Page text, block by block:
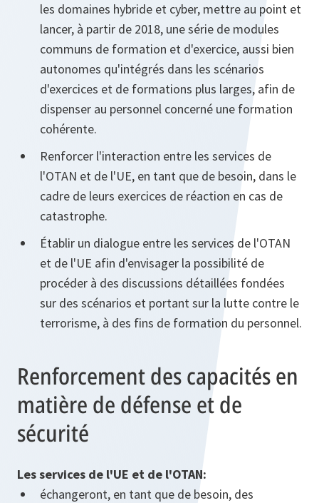
les domaines hybride et cyber, mettre au point et
lancer, à partir de 2018, une série de modules
communs de formation et d'exercice, aussi bien
autonomes qu'intégrés dans les scénarios
d'exercices et de formations plus larges, afin de
dispenser au personnel concerné une formation
cohérente.
Renforcer l'interaction entre les services de
l'OTAN et de l'UE, en tant que de besoin, dans le
cadre de leurs exercices de réaction en cas de
catastrophe.
Établir un dialogue entre les services de l'OTAN
et de l'UE afin d'envisager la possibilité de
procéder à des discussions détaillées fondées
sur des scénarios et portant sur la lutte contre le
terrorisme, à des fins de formation du personnel.
Renforcement des capacités en
matière de défense et de
sécurité
Les services de l'UE et de l'OTAN:
échangeront, en tant que de besoin, des